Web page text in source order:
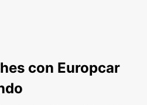
con Europcar